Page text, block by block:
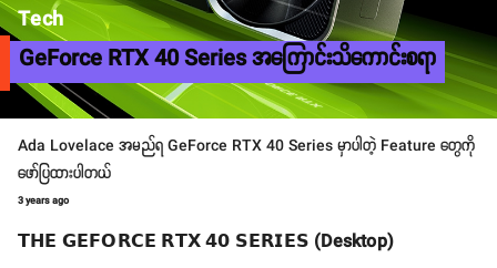
Tech
GeForce RTX 40 Series အကြောင်းသိကောင်းစရာ
Ada Lovelace အမည်ရ GeForce RTX 40 Series မှာပါတဲ့ Feature တွေကို
ဖော်ပြထားပါတယ်
3 years ago
𝗧𝗛𝗘 𝗚𝗘𝗙𝗢𝗥𝗖𝗘 𝗥𝗧𝗫 𝟰𝟬 𝗦𝗘𝗥𝗜𝗘𝗦 (Desktop)